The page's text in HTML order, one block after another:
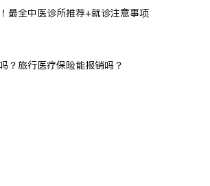
最全中医诊所推荐+就诊注意事项
？旅行医疗保险能报销吗？